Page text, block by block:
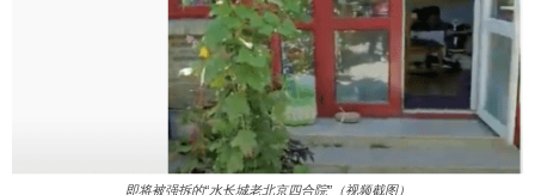
即将被强拆的“水长城老北京四合院”（视频截图）